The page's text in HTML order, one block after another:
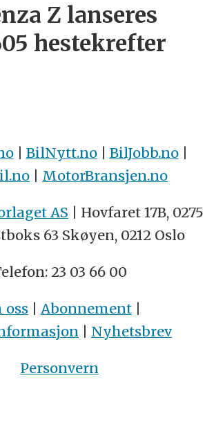
Z lanseres
hestekrefter
| BilNytt.no| BilJobb.no|
MotorBransjen.no
AS | Hovfaret 17B, 0275
63 Skøyen, 0212 Oslo
23 03 66 00
oss | Abonnement |
| Nyhetsbrev
Personvern